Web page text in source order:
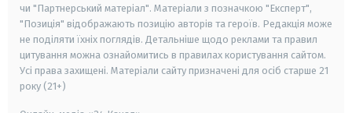
чи "Партнерський матеріал". Матеріали з позначкою "Експерт",
"Позиція" відображають позицію авторів та героїв. Редакція може
не поділяти їхніх поглядів. Детальніше щодо реклами та правил
цитування можна ознайомитись в правилах користування сайтом.
Усі права захищені. Матеріали сайту призначені для осіб старше 21
року (21+)